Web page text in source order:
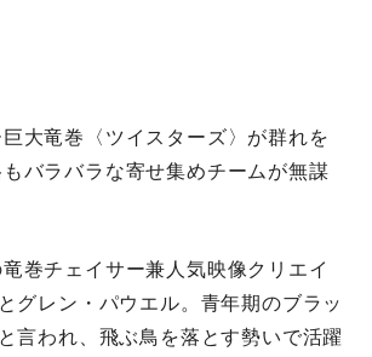
大竜巻〈ツイスターズ〉が群れを
バラバラな寄せ集めチームが無謀
巻チェイサー兼人気映像クリエイ
グレン・パウエル。青年期のブラッ
言われ、飛ぶ鳥を落とす勢いで活躍